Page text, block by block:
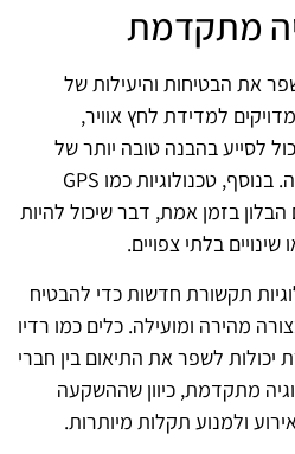
מתקדמת
את הבטיחות והיעילות של
למדידת לחץ אוויר,
לסייע בהבנה טובה יותר של
התנאים הקיימים בזמן ההשקה. בנוסף, טכנולוגיות כמו GPS
בזמן אמת, דבר שיכול להיות
בלתי צפויים.
תקשורת חדשות כדי להבטיח
מהירה ומועילה. כלים כמו רדיו
יכולות לשפר את התיאום בין חברי
מתקדמת, כיוון שההשקעה
ולמנוע תקלות מיותרות.